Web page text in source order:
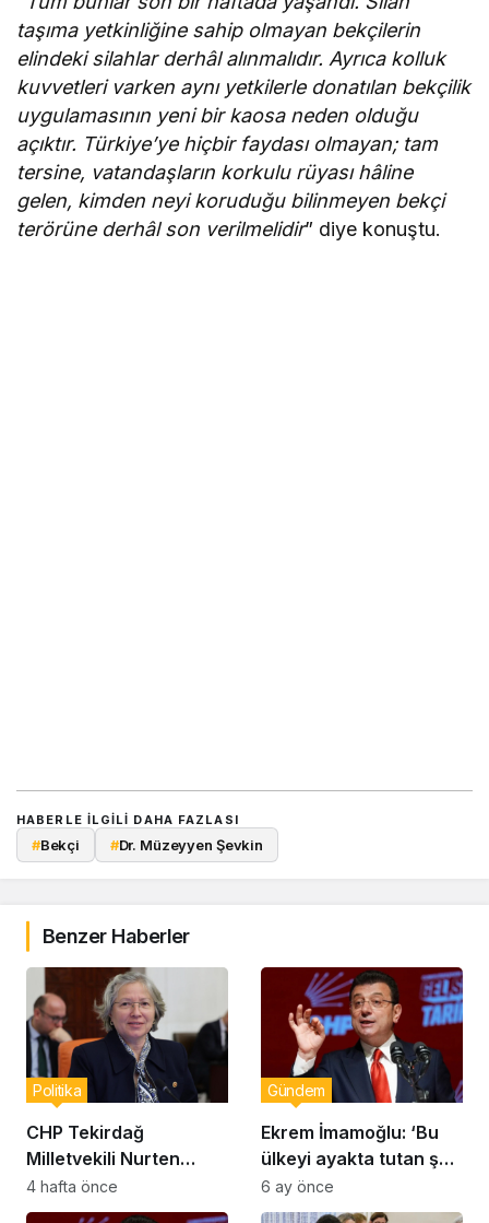
taşıma yetkinliğine sahip olmayan bekçilerin
elindeki silahlar derhâl alınmalıdır. Ayrıca kolluk
kuvvetleri varken aynı yetkilerle donatılan bekçilik
uygulamasının yeni bir kaosa neden olduğu
açıktır. Türkiye’ye hiçbir faydası olmayan; tam
tersine, vatandaşların korkulu rüyası hâline
gelen, kimden neyi koruduğu bilinmeyen bekçi
terörüne derhâl son verilmelidir” diye konuştu.
HABERLE ILGILI DAHA FAZLASI
#Bekçi #Dr. Müzeyyen Şevkin
Benzer Haberler
CHP Tekirdağ
Milletvekili Nurten
Yontar: “Ankara’nın
Gerçekleri Perdeyle
Politika
4 hafta önce
Ekrem İmamoğlu: ‘Bu
ülkeyi ayakta tutan şey
korku değil; milletin
aklı, iradesi ve
Gündem
6 ay önce